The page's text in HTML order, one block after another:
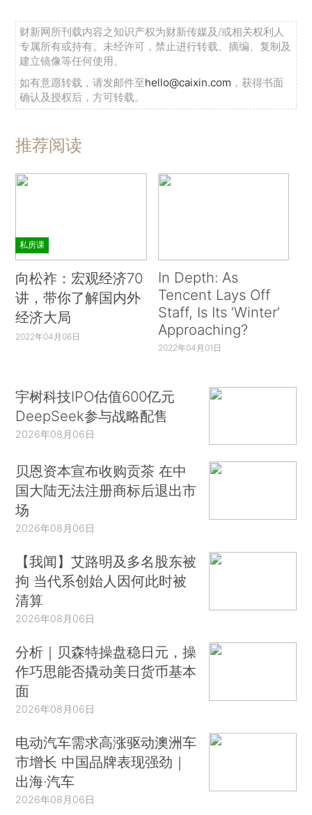
财新网所刊载内容之知识产权为财新传媒及/或相关权利人
专属所有或持有。未经许可，禁止进行转载、摘编、复制及
建立镜像等任何使用。
如有意愿转载，请发邮件至hello@caixin.com ，获得书面
确认及授权后，方可转载。
推荐阅读
私房课
向松祚：宏观经济70
讲，带你了解国内外
经济大局
2022年04月06日
In Depth: As
Tencent Lays Off
Staff, Is Its ‘Winter’
Approaching?
2022年04月01日
宇树科技IPO估值600亿元
DeepSeek参与战略配售
2026年08月06日
贝恩资本宣布收购贡茶 在中
国大陆无法注册商标后退出市
场
2026年08月06日
【我闻】艾路明及多名股东被
拘 当代系创始人因何此时被
清算
2026年08月06日
分析｜贝森特操盘稳日元，操
作巧思能否撬动美日货币基本
面
2026年08月06日
电动汽车需求高涨驱动澳洲车
市增长 中国品牌表现强劲｜
出海·汽车
2026年08月06日